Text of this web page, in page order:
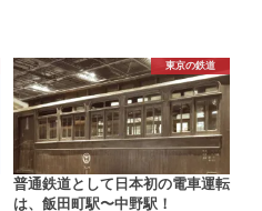
東京の鉄道
普通鉄道として日本初の電車運転
は、飯田町駅〜中野駅！